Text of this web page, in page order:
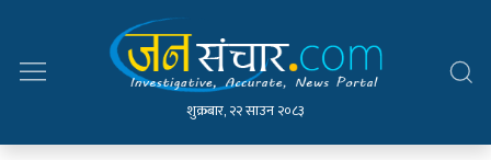
शुक्रबार, २२ साउन २०८३